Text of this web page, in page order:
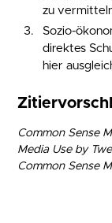
zu
Sozio-
direktes
hier
Common Sense
Media Use by
Common Sense